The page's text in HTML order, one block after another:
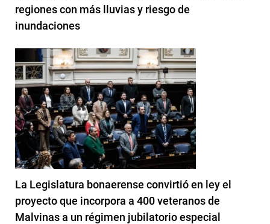
regiones con más lluvias y riesgo de
inundaciones
La Legislatura bonaerense convirtió en ley el
proyecto que incorpora a 400 veteranos de
Malvinas a un régimen jubilatorio especial